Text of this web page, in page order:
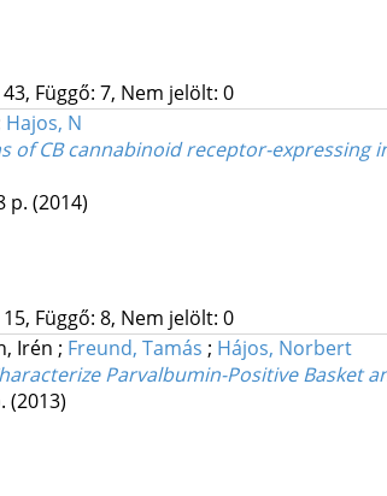
Függő: 7, Nem jelölt: 0
Hajos, N
CB cannabinoid receptor-
p. (2014)
Függő: 8, Nem jelölt: 0
Irén ; Freund, Tamás ; Hájos, Norbert
Parvalbumin-Positive Basket
(2013)